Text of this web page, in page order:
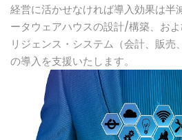
経営に活かせなければ導入効果は半
ータウェアハウスの設計/構築、お
リジェンス・システム（会計、販売
の導入を支援いたします。